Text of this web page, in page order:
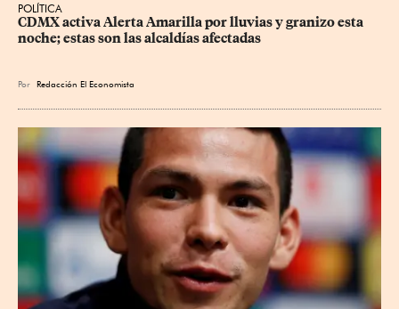
POLÍTICA
CDMX activa Alerta Amarilla por lluvias y granizo esta
noche; estas son las alcaldías afectadas
Por Redacción El Economista